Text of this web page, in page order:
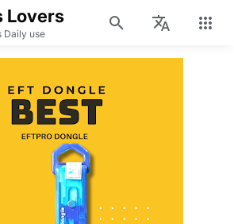
Lovers
Daily use